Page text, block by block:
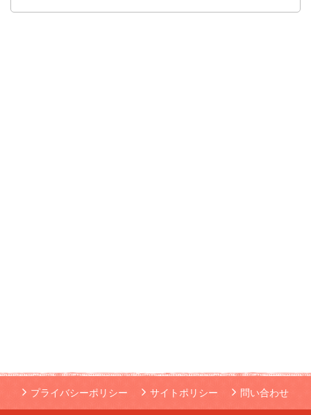
プライバシーポリシー サイトポリシー 問い合わせ